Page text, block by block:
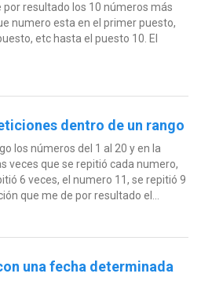
resultado los 10 números más
numero esta en el primer puesto,
etc hasta el puesto 10. El
dentro de un rango
los números del 1 al 20 y en la
veces que se repitió cada numero,
6 veces, el numero 11, se repitió 9
que me de por resultado el...
una fecha determinada